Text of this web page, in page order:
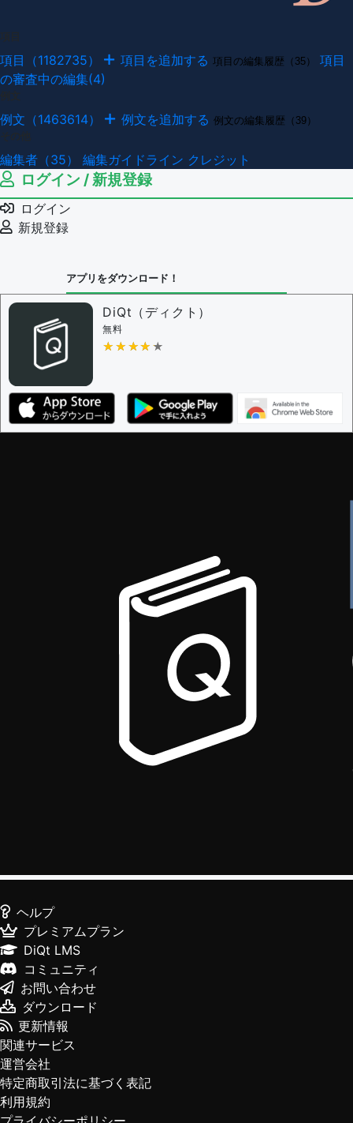
項目（1182735） 項目を追加する 項目の編集履歴（35）
項目
の審査中の編集(4)
例文（1463614） 例文を追加する 例文の編集履歴（39）
編集者（35） 編集ガイドライン クレジット
ログイン / 新規登録
ログイン
新規登録
アプリをダウンロード！
DiQt（ディクト）
無料
★★★★★
★★★★★
ヘルプ
プレミアムプラン
DiQt LMS
コミュニティ
お問い合わせ
ダウンロード
更新情報
関連サービス
運営会社
特定商取引法に基づく表記
利用規約